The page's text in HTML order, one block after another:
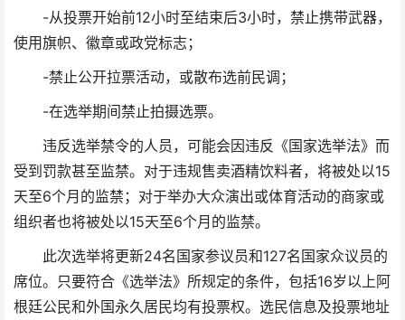
-从投票开始前12小时至结束后3小时，禁止携带武器，
使用旗帜、徽章或政党标志；
-禁止公开拉票活动，或散布选前民调；
-在选举期间禁止拍摄选票。
违反选举禁令的人员，可能会因违反《国家选举法》而
受到罚款甚至监禁。对于违规售卖酒精饮料者，将被处以15
天至6个月的监禁；对于举办大众演出或体育活动的商家或
组织者也将被处以15天至6个月的监禁。
此次选举将更新24名国家参议员和127名国家众议员的
席位。只要符合《选举法》所规定的条件，包括16岁以上阿
根廷公民和外国永久居民均有投票权。选民信息及投票地址